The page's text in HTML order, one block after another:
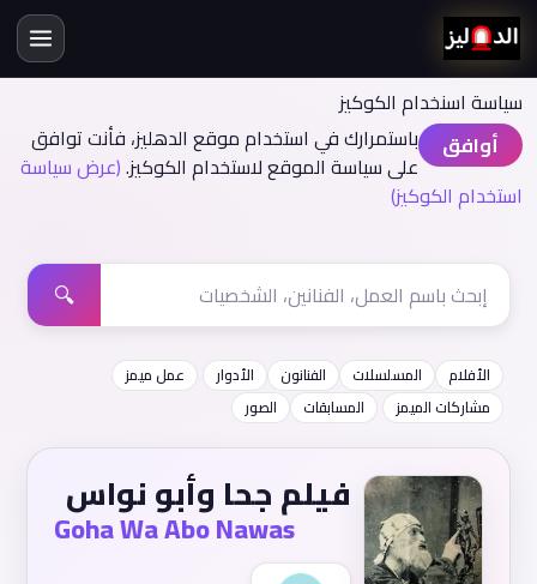
سياسة اسنخدام الكوكيز
أوافق
باستمرارك في استخدام موقع الدهليز، فأنت توافق
على سياسة الموقع لاستخدام الكوكيز.(عرض سياسة
استخدام الكوكيز)
🔍
الأفلام المسلسلات الفنانون الأدوار
عمل ميمز
مشاركات الميمز
المسابقات الصور
فيلم جحا وأبو نواس
Goha Wa Abo Nawas